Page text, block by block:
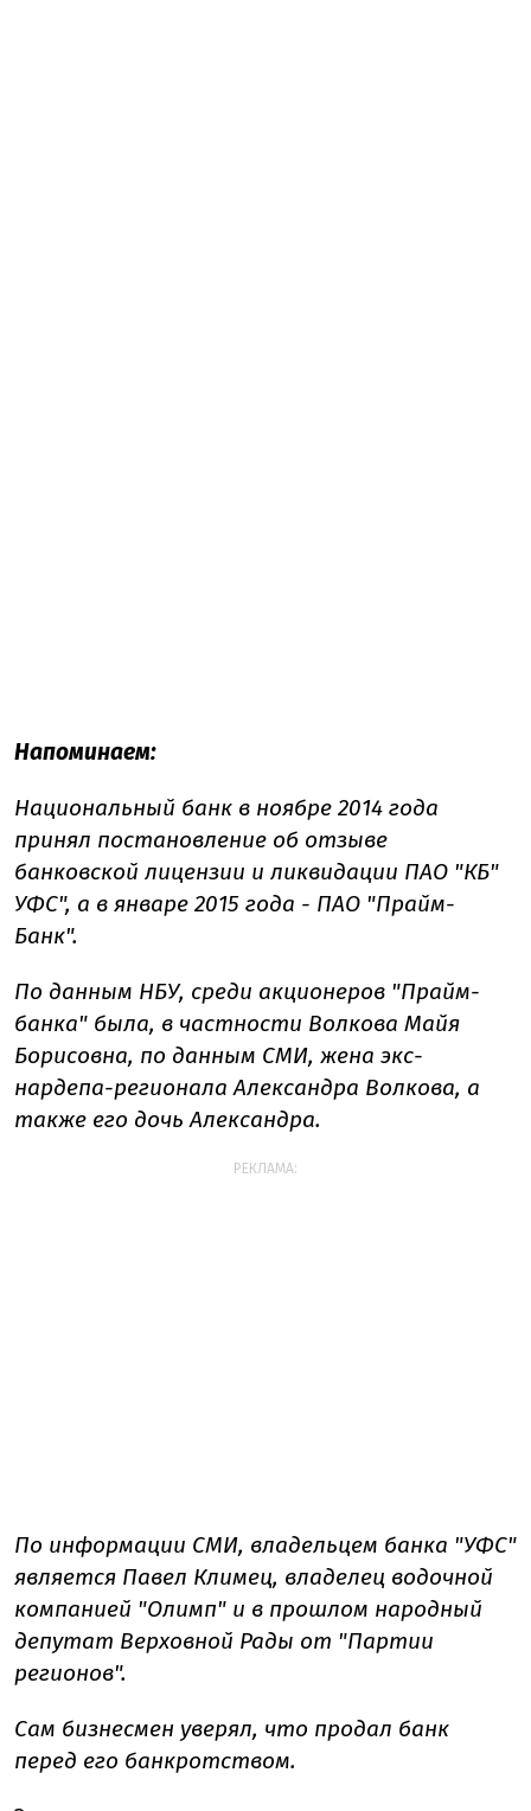
Напоминаем:
Национальный банк в ноябре 2014 года
принял постановление об отзыве
банковской лицензии и ликвидации ПАО "КБ"
УФС", а в январе 2015 года - ПАО "Прайм-
Банк".
По данным НБУ, среди акционеров "Прайм-
банка" была, в частности Волкова Майя
Борисовна, по данным СМИ, жена экс-
нардепа-регионала Александра Волкова, а
также его дочь Александра.
РЕКЛАМА:
По информации СМИ, владельцем банка "УФС"
является Павел Климец, владелец водочной
компанией "Олимп" и в прошлом народный
депутат Верховной Рады от "Партии
регионов".
Сам бизнесмен уверял, что продал банк
перед его банкротством.